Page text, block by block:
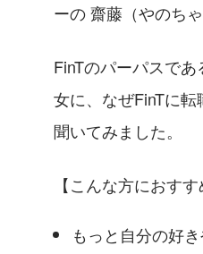
ーの 齋藤（やのち
FinTのパーパスで
女に、なぜFinTに
聞いてみました。
【こんな方におすす
もっと自分の好